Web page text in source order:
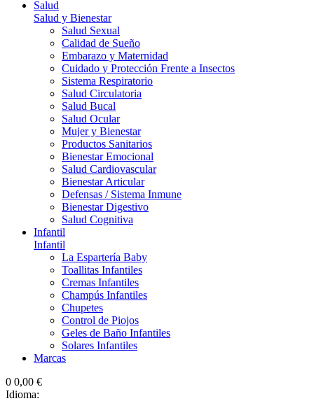
Salud
Salud y Bienestar
Salud Sexual
Calidad de Sueño
Embarazo y Maternidad
Cuidado y Protección Frente a Insectos
Sistema Respiratorio
Salud Circulatoria
Salud Bucal
Salud Ocular
Mujer y Bienestar
Productos Sanitarios
Bienestar Emocional
Salud Cardiovascular
Bienestar Articular
Defensas / Sistema Inmune
Bienestar Digestivo
Salud Cognitiva
Infantil
Infantil
La Espartería Baby
Toallitas Infantiles
Cremas Infantiles
Champús Infantiles
Chupetes
Control de Piojos
Geles de Baño Infantiles
Solares Infantiles
Marcas
0 0,00 €
Idioma: